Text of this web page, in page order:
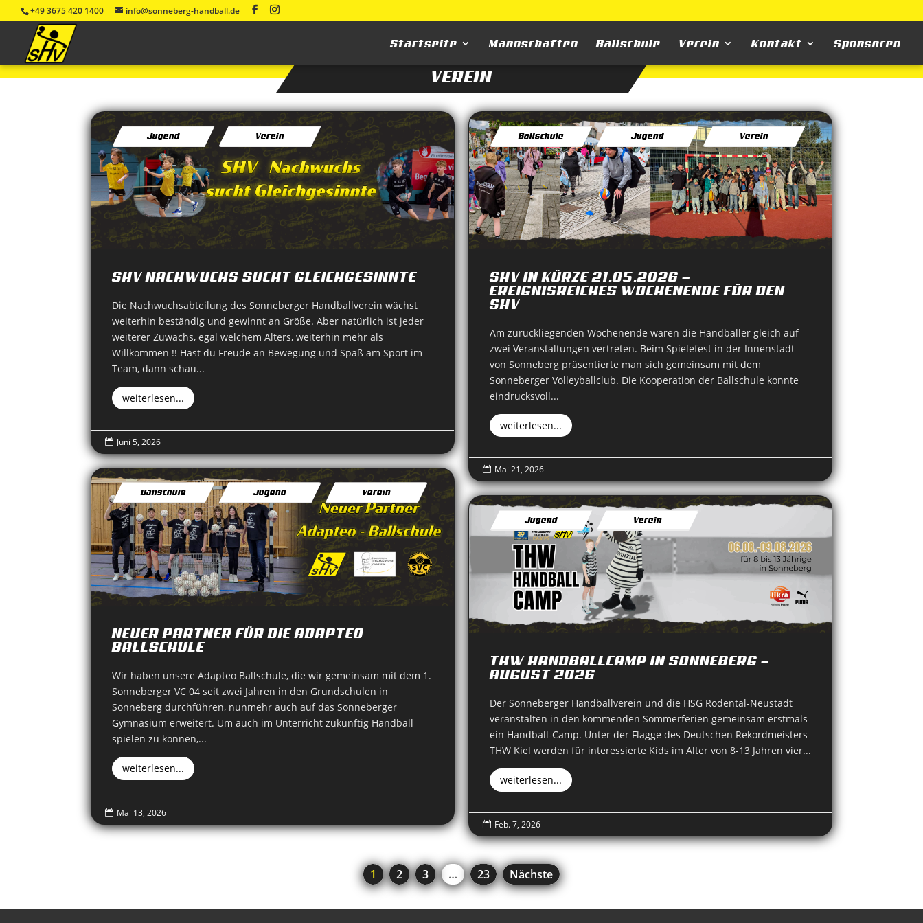
+49 3675 420 1400 info@sonneberg-handball.de
Startseite Mannschaften Ballschule Verein Kontakt Sponsoren
VEREIN
Jugend Verein
SHV NACHWUCHS SUCHT GLEICHGESINNTE
Die Nachwuchsabteilung des Sonneberger Handballverein wächst
weiterhin beständig und gewinnt an Größe. Aber natürlich ist jeder
weiterer Zuwachs, egal welchem Alters, weiterhin mehr als
Willkommen !! Hast du Freude an Bewegung und Spaß am Sport im
Team, dann schau...
weiterlesen...
 Juni 5, 2026
Ballschule Jugend Verein
SHV IN KÜRZE 21.05.2026 —
EREIGNISREICHES WOCHENENDE FÜR DEN
SHV
Am zurückliegenden Wochenende waren die Handballer gleich auf
zwei Veranstaltungen vertreten. Beim Spielefest in der Innenstadt
von Sonneberg präsentierte man sich gemeinsam mit dem
Sonneberger Volleyballclub. Die Kooperation der Ballschule konnte
eindrucksvoll...
weiterlesen...
 Mai 21, 2026
Ballschule Jugend Verein
NEUER PARTNER FÜR DIE ADAPTEO
BALLSCHULE
Wir haben unsere Adapteo Ballschule, die wir gemeinsam mit dem 1.
Sonneberger VC 04 seit zwei Jahren in den Grundschulen in
Sonneberg durchführen, nunmehr auch auf das Sonneberger
Gymnasium erweitert. Um auch im Unterricht zukünftig Handball
spielen zu können,...
weiterlesen...
 Mai 13, 2026
Jugend Verein
THW HANDBALLCAMP IN SONNEBERG —
AUGUST 2026
Der Sonneberger Handballverein und die HSG Rödental-Neustadt
veranstalten in den kommenden Sommerferien gemeinsam erstmals
ein Handball-Camp. Unter der Flagge des Deutschen Rekordmeisters
THW Kiel werden für interessierte Kids im Alter von 8-13 Jahren vier...
weiterlesen...
 Feb. 7, 2026
1 2 3 … 23 Nächste